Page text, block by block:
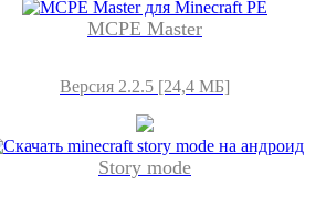
MCPE Master
Версия 2.2.5 [24,4 МБ]
Story mode